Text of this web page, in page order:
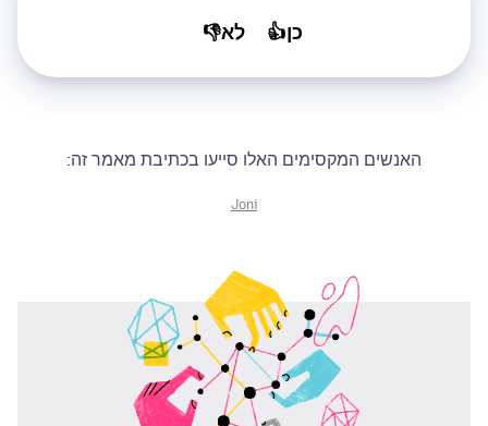
כן👍 לא👎
האנשים המקסימים האלו סייעו בכתיבת מאמר זה:
Joni